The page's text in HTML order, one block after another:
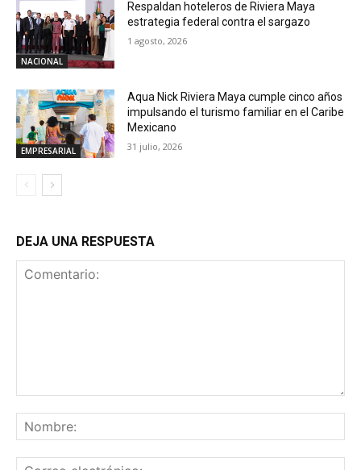
NACIONAL
Respaldan hoteleros de Riviera Maya
estrategia federal contra el sargazo
1 agosto, 2026
EMPRESARIAL
Aqua Nick Riviera Maya cumple cinco años
impulsando el turismo familiar en el Caribe
Mexicano
31 julio, 2026
DEJA UNA RESPUESTA